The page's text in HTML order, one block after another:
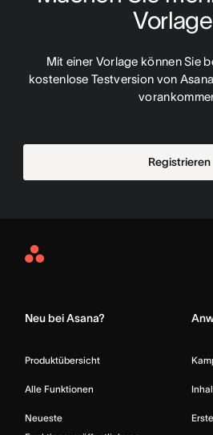
Mit einer Vorlage können Sie
kostenlose Testversion von
Registrieren
Asana
Neu bei Asana?
Produktübersicht
Alle Funktionen
Neueste